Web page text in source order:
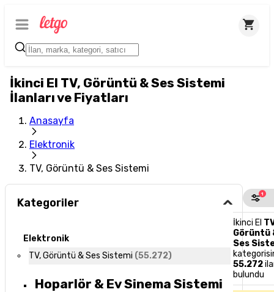
İkinci El TV, Görüntü & Ses Sistemi
İlanları ve Fiyatları
Anasayfa
Elektronik
TV, Görüntü & Ses Sistemi
Kategoriler
Elektronik
TV, Görüntü & Ses Sistemi (55.272)
Hoparlör & Ev Sinema Sistemi
1
İkinci El
Görüntü
Ses
55.272
bulundu